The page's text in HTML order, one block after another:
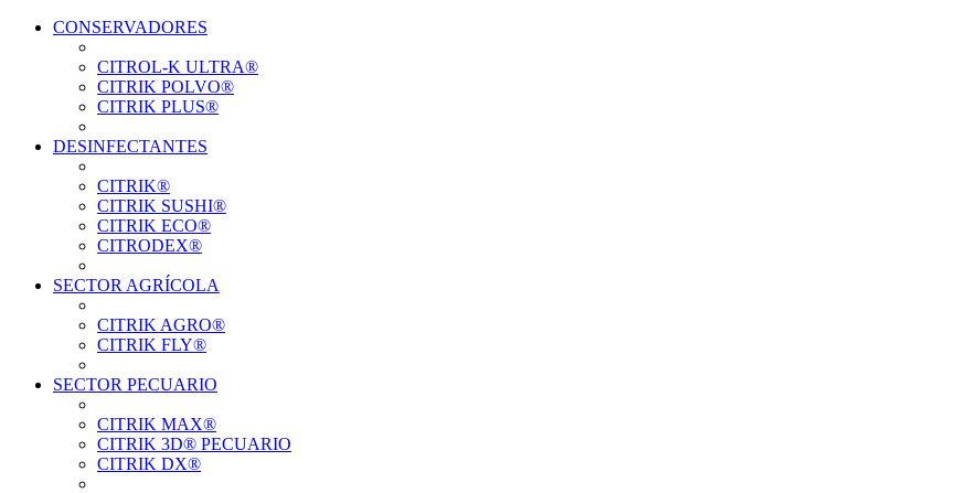
CONSERVADORES
CITROL-K ULTRA®
CITRIK POLVO®
CITRIK PLUS®
DESINFECTANTES
CITRIK®
CITRIK SUSHI®
CITRIK ECO®
CITRODEX®
SECTOR AGRÍCOLA
CITRIK AGRO®
CITRIK FLY®
SECTOR PECUARIO
CITRIK MAX®
CITRIK 3D® PECUARIO
CITRIK DX®
Ver el producto
Ver el producto
Ver el producto
Ver el producto
Ver el producto